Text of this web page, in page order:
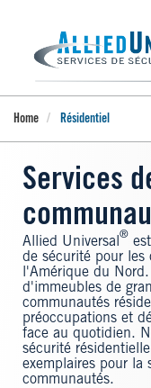
content
Home Résidentiel
Services
Allied Universal ®
de sécurité pour les
l'Amérique du
d'immeubles de
communautés
préoccupations et
face au quotidien.
sécurité
exemplaires pour la
communautés.